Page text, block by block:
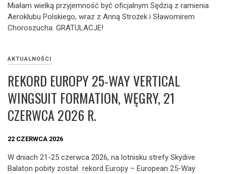
Miałam wielką przyjemność być oficjalnym Sędzią z ramienia
Aeroklubu Polskiego, wraz z Anną Strożek i Sławomirem
Choroszucha. GRATULACJE!
AKTUALNOŚCI
REKORD EUROPY 25-WAY VERTICAL
WINGSUIT FORMATION, WĘGRY, 21
CZERWCA 2026 R.
22 CZERWCA 2026
W dniach 21-25 czerwca 2026, na lotnisku strefy Skydive
Balaton pobity został rekord Europy – European 25-Way